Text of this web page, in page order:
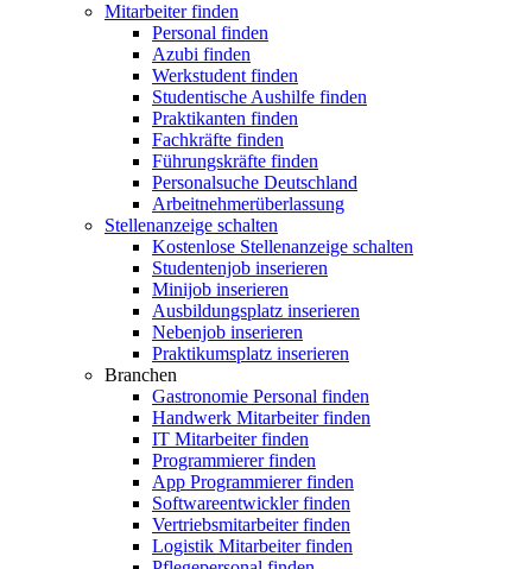
Mitarbeiter finden
Personal finden
Azubi finden
Werkstudent finden
Studentische Aushilfe finden
Praktikanten finden
Fachkräfte finden
Führungskräfte finden
Personalsuche Deutschland
Arbeitnehmerüberlassung
Stellenanzeige schalten
Kostenlose Stellenanzeige schalten
Studentenjob inserieren
Minijob inserieren
Ausbildungsplatz inserieren
Nebenjob inserieren
Praktikumsplatz inserieren
Branchen
Gastronomie Personal finden
Handwerk Mitarbeiter finden
IT Mitarbeiter finden
Programmierer finden
App Programmierer finden
Softwareentwickler finden
Vertriebsmitarbeiter finden
Logistik Mitarbeiter finden